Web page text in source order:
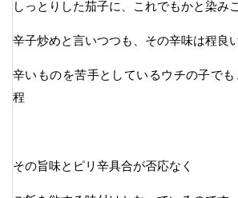
しっとりした茄子に、これでもかと染み
辛子炒めと言いつつも、その辛味は程良
辛いものを苦手としているウチの子でも
程
その旨味とピリ辛具合が否応なく